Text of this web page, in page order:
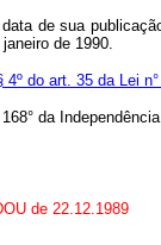
de sua
de 1990.
4º do art. 35 da Lei
da
de 22.12.1989